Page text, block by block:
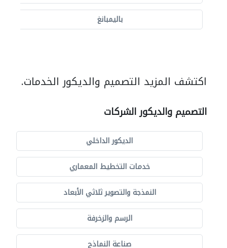
باليمبانغ
اكتشف المزيد التصميم والديكور الخدمات.
التصميم والديكور الشركات
الديكور الداخلي
خدمات التخطيط المعماري
النمذجة والتصوير ثلاثي الأبعاد
الرسم والزخرفة
صناعة النماذج